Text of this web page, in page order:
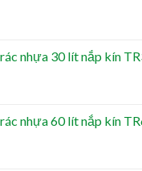
nhựa 30 lít nắp kín
nhựa 60 lít nắp kín